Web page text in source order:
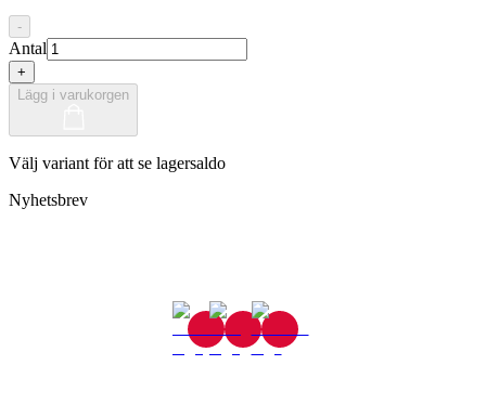
-
Antal
+
Lägg i varukorgen
Välj variant för att se lagersaldo
Nyhetsbrev